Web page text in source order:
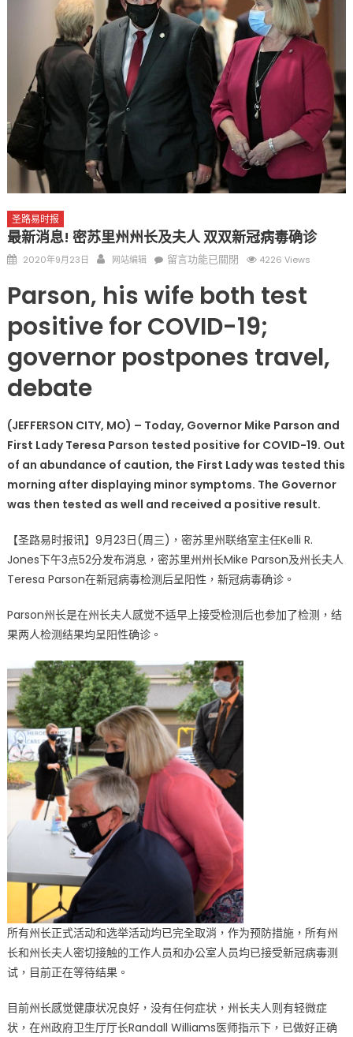
合作 Peter Raven 博士逝世 享年89岁
一晃三十年，初夏又相逢。中华日，等你来赴约 —— 密苏里植物
园“中华日三十周年特别报道（五）
筝声与琴韵交汇：刘励(Li Statler)与钢琴家Darek演绎一场古筝
与钢琴的精彩对话
圣路易时报
最新消息! 密苏里州州长及夫人 双双新冠病毒确诊
Posted
2020年9月23日 Author
网站编辑
在
新
息!
密
苏
州
长
夫
人
双
双
新
冠
病
确
留言功能已關閉 4226 Views
Parson, his wife both test
positive for COVID-19;
governor postpones travel,
debate
(JEFFERSON CITY, MO) – Today, Governor Mike Parson and
First Lady Teresa Parson tested positive for COVID-19. Out
of an abundance of caution, the First Lady was tested this
morning after displaying minor symptoms. The Governor
was then tested as well and received a positive result.
【圣路易时报讯】9月23日(周三)，密苏里州联络室主任Kelli R.
Jones下午3点52分发布消息，密苏里州州长Mike Parson及州长夫人
Teresa Parson在新冠病毒检测后呈阳性，新冠病毒确诊。
Parson州长是在州长夫人感觉不适早上接受检测后也参加了检测，结
果两人检测结果均呈阳性确诊。
所有州长正式活动和选举活动均已完全取消，作为预防措施，所有州
长和州长夫人密切接触的工作人员和办公室人员均已接受新冠病毒测
试，目前正在等待结果。
目前州长感觉健康状况良好，没有任何症状，州长夫人则有轻微症
状，在州政府卫生厅厅长Randall Williams医师指示下，已做好正确